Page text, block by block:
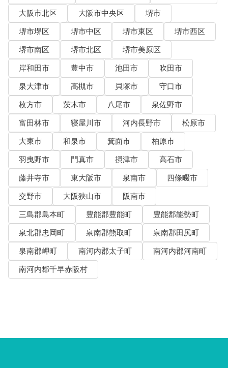
大阪市北区
大阪市中央区
堺市
堺市堺区
堺市中区 堺市東区
堺市西区
堺市南区
堺市北区
堺市美原区
岸和田市
豊中市 池田市
吹田市
泉大津市
高槻市 貝塚市
守口市
枚方市
茨木市 八尾市
泉佐野市
富田林市
寝屋川市 河内長野市
松原市
大東市
和泉市 箕面市
柏原市
羽曳野市
門真市 摂津市
高石市
藤井寺市
東大阪市 泉南市
四條畷市
交野市
大阪狭山市
阪南市
三島郡島本町
豊能郡豊能町
豊能郡能勢町
泉北郡忠岡町
泉南郡熊取町
泉南郡田尻町
泉南郡岬町
南河内郡太子町
南河内郡河南町
南河内郡千早赤阪村